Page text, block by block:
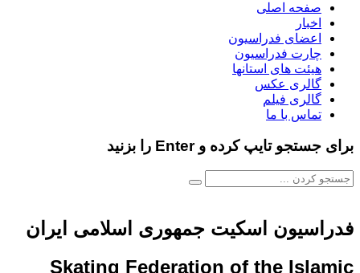
صفحه اصلی
اخبار
اعضای فدراسیون
چارت فدراسیون
هیئت های استانها
گالری عکس
گالری فیلم
تماس با ما
برای جستجو تایپ کرده و Enter را بزنید
فدراسیون اسکیت جمهوری اسلامی ایران
Skating Federation of the Islamic